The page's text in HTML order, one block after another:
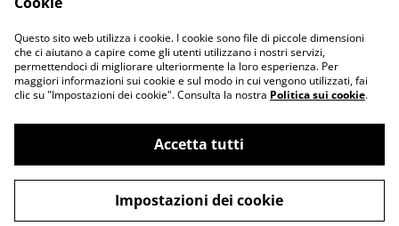
Informativa sulla
privacy
Politica sui Cookie
©2026Apicoltura Andrea Boffa
powered by
Questo sito web utilizza i cookie. I cookie sono file di piccole dimensioni
che ci aiutano a capire come gli utenti utilizzano i nostri servizi,
permettendoci di migliorare ulteriormente la loro esperienza. Per
maggiori informazioni sui cookie e sul modo in cui vengono utilizzati, fai
clic su "Impostazioni dei cookie". Consulta la nostra Politica sui cookie.
Accetta tutti
Impostazioni dei cookie